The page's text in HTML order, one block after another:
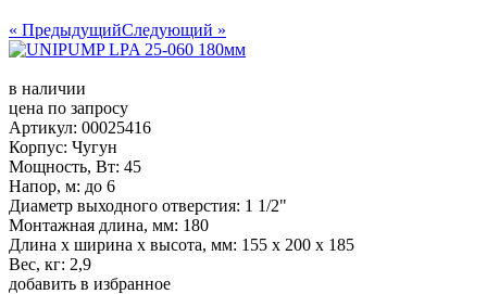
« ПредыдущийСледующий »
в наличии
цена по запросу
Артикул: 00025416
Корпус: Чугун
Мощность, Вт: 45
Напор, м: до 6
Диаметр выходного отверстия: 1 1/2"
Монтажная длина, мм: 180
Длина х ширина х высота, мм: 155 х 200 х 185
Вес, кг: 2,9
добавить в избранное